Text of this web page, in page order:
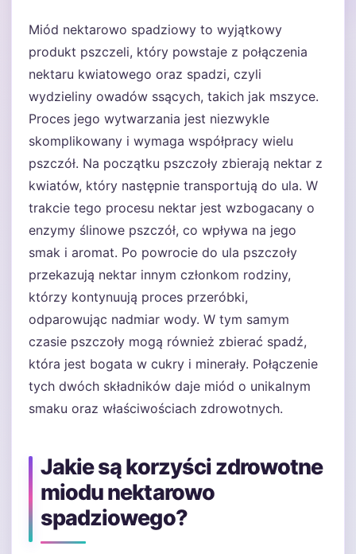
Miód nektarowo spadziowy to wyjątkowy
produkt pszczeli, który powstaje z połączenia
nektaru kwiatowego oraz spadzi, czyli
wydzieliny owadów ssących, takich jak mszyce.
Proces jego wytwarzania jest niezwykle
skomplikowany i wymaga współpracy wielu
pszczół. Na początku pszczoły zbierają nektar z
kwiatów, który następnie transportują do ula. W
trakcie tego procesu nektar jest wzbogacany o
enzymy ślinowe pszczół, co wpływa na jego
smak i aromat. Po powrocie do ula pszczoły
przekazują nektar innym członkom rodziny,
którzy kontynuują proces przeróbki,
odparowując nadmiar wody. W tym samym
czasie pszczoły mogą również zbierać spadź,
która jest bogata w cukry i minerały. Połączenie
tych dwóch składników daje miód o unikalnym
smaku oraz właściwościach zdrowotnych.
Jakie są korzyści zdrowotne
miodu nektarowo
spadziowego?